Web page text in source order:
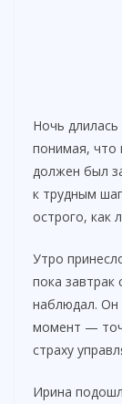
Ночь
понимая, что
должен был
к трудным
острого, как
Утро
пока завтрак
наблюдал. Он
момент —
страху
Ирина